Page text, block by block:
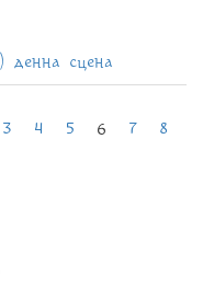
денна сцена
3 4 5 6 7 8